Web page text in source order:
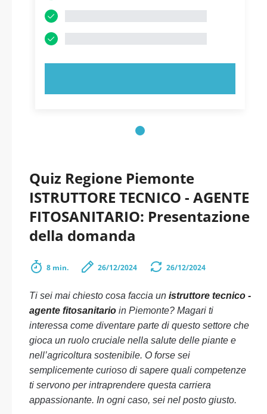
Quiz Regione Piemonte
ISTRUTTORE TECNICO - AGENTE
FITOSANITARIO: Presentazione
della domanda
8 min. 26/12/2024 26/12/2024
Ti sei mai chiesto cosa faccia un istruttore tecnico -
agente fitosanitario in Piemonte? Magari ti
interessa come diventare parte di questo settore che
gioca un ruolo cruciale nella salute delle piante e
nell’agricoltura sostenibile. O forse sei
semplicemente curioso di sapere quali competenze
ti servono per intraprendere questa carriera
appassionante. In ogni caso, sei nel posto giusto.